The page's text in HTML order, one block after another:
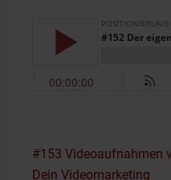
#153 Videoaufnahmen
Dein Videomarketing